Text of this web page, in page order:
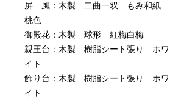
屏 風：木製 二曲一双 もみ和紙
桃色
御殿花：木製 球形 紅梅白梅
親王台：木製 樹脂シート張り ホワ
イト
飾り台：木製 樹脂シート張り ホワ
イト